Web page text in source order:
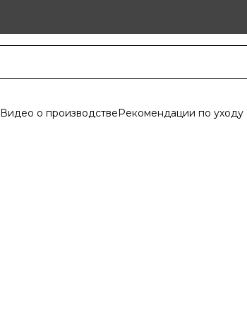
Видео о производствеРекомендации по уходу